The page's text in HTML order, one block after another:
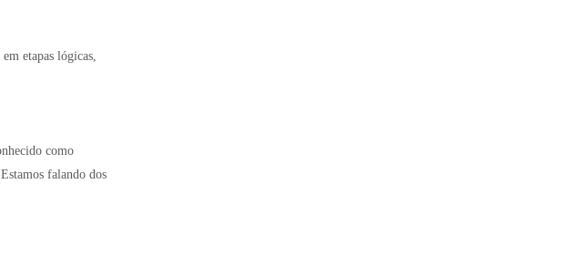
etapas lógicas,
como
falando dos